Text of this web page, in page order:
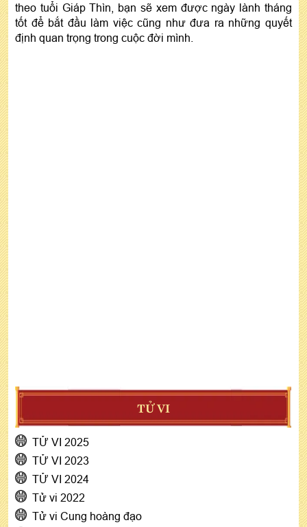
theo tuổi Giáp Thìn, bạn sẽ xem được ngày lành tháng
tốt để bắt đầu làm việc cũng như đưa ra những quyết
định quan trọng trong cuộc đời mình.
TỬ VI
TỬ VI 2025
TỬ VI 2023
TỬ VI 2024
Tử vi 2022
Tử vi Cung hoàng đạo